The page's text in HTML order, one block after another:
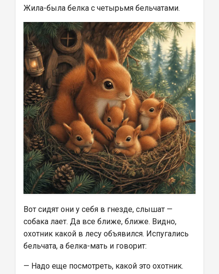
Жила-была белка с четырьмя бельчатами.
Вот сидят они у себя в гнезде, слышат —
собака лает. Да все ближе, ближе. Видно,
охотник какой в лесу объявился. Испугались
бельчата, а белка-мать и говорит:
— Надо еще посмотреть, какой это охотник.